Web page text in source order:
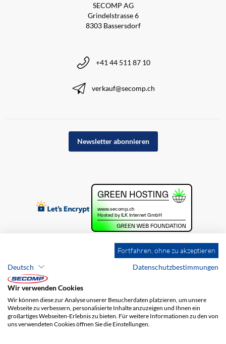
SECOMP AG
Grindelstrasse 6
8303 Bassersdorf
+41 44 511 87 10
verkauf@secomp.ch
Newsletter abonnieren
Brands Impressum
AGB
Fortfahren, ohne zu akzeptieren
Deutsch
Datenschutzbestimmungen
Wir verwenden Cookies
Wir können diese zur Analyse unserer Besucherdaten platzieren, um unsere
Webseite zu verbessern, personalisierte Inhalte anzuzeigen und Ihnen ein
großartiges Webseiten-Erlebnis zu bieten. Für weitere Informationen zu den von
uns verwendeten Cookies öffnen Sie die Einstellungen.